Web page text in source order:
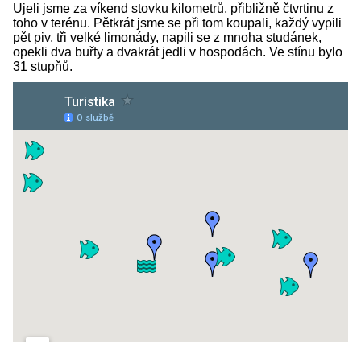
Ujeli jsme za víkend stovku kilometrů, přibližně čtvrtinu z
toho v terénu. Pětkrát jsme se při tom koupali, každý vypili
pět piv, tři velké limonády, napili se z mnoha studánek,
opekli dva buřty a dvakrát jedli v hospodách. Ve stínu bylo
31 stupňů.